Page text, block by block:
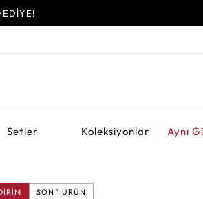
Setler Koleksiyonlar Aynı
SON 1 ÜRÜN